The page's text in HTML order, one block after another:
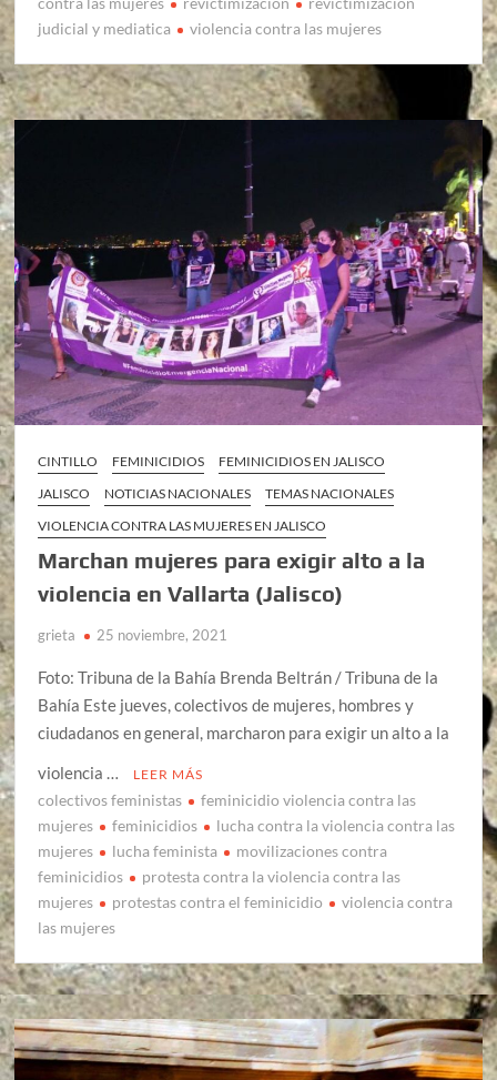
judicial y mediatica
violencia contra las mujeres
CINTILLO FEMINICIDIOS
FEMINICIDIOS EN JALISCO
JALISCO
NOTICIAS NACIONALES
TEMAS NACIONALES
VIOLENCIA CONTRA LAS MUJERES EN JALISCO
Marchan mujeres para exigir alto a la
violencia en Vallarta (Jalisco)
grieta 25 noviembre, 2021
Foto: Tribuna de la Bahía Brenda Beltrán / Tribuna de la
Bahía Este jueves, colectivos de mujeres, hombres y
ciudadanos en general, marcharon para exigir un alto a la
violencia …
LEER MÁS
colectivos feministas
feminicidio violencia contra las
mujeres
feminicidios
lucha contra la violencia contra las
mujeres
lucha feminista
movilizaciones contra
feminicidios
protesta contra la violencia contra las
mujeres
protestas contra el feminicidio
violencia contra
las mujeres